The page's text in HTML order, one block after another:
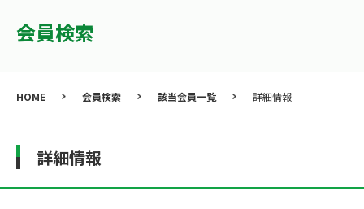
会員検索
HOME 会員検索 該当会員一覧 詳細情報
詳細情報